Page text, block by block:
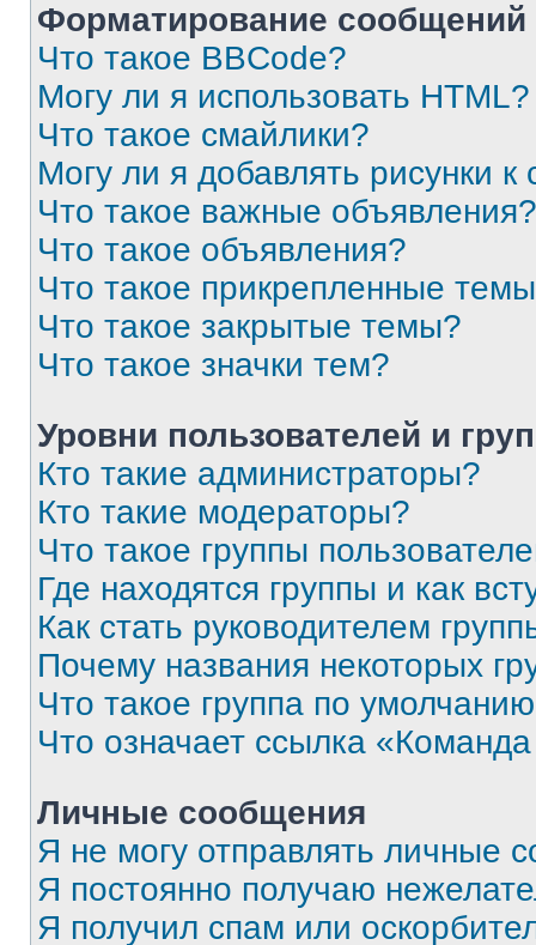
Форматирование
Что такое BBCode?
Могу ли я использовать HTML?
Что такое смайлики?
Могу ли я добавлять рисунки
Что такое важные объявления?
Что такое объявления?
Что такое прикрепленные
Что такое закрытые темы?
Что такое значки тем?
Уровни пользователей и
Кто такие администраторы?
Кто такие модераторы?
Что такое группы
Где находятся группы и как
Как стать руководителем
Почему названия некоторых
Что такое группа по
Что означает ссылка
Личные сообщения
Я не могу отправлять личные
Я постоянно получаю
Я получил спам или